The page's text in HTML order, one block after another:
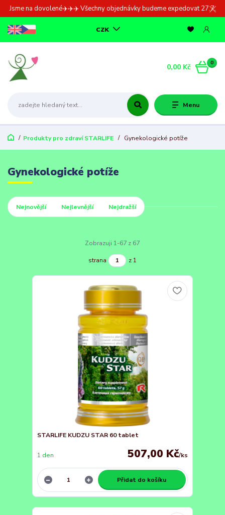
Jsme na dovolené✈️✈️✈️ Všechny objednávky budeme expedovat 27.7.
Menu
CZK
0
0,00 Kč
Produkty pro zdraví STARLIFE Gynekologické potíže
Gynekologické potíže
Nejnovější Nejlevnější Nejdražší
Zobrazuji 1-67 z 67
strana z 1
STARLIFE KUDZU STAR 60 tablet
507,00 Kč/ks
1 den
Přidat do košíku